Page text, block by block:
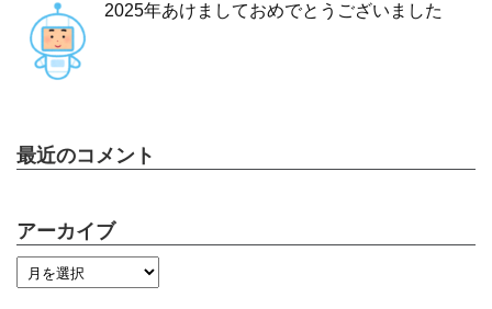
2025年あけましておめでとうございました
最近のコメント
アーカイブ